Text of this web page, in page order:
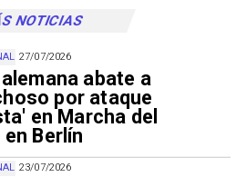
NOTICIAS
27/07/2026
abate a
por ataque
en Marcha del
Berlín
23/07/2026